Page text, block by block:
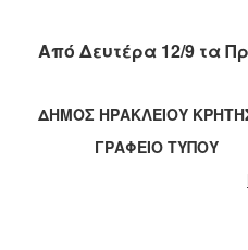
2021
2019
2018
Από Δευτέρα 12/9 τα
ΔΗΜΟΣ ΗΡΑΚΛΕΙΟΥ
ΓΡΑΦΕΙΟ ΤΥΠΟΥ